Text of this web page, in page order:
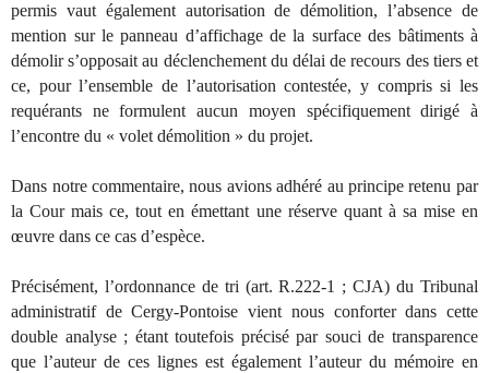
permis vaut également autorisation de démolition, l’absence de
mention sur le panneau d’affichage de la surface des bâtiments à
démolir s’opposait au déclenchement du délai de recours des tiers et
ce, pour l’ensemble de l’autorisation contestée, y compris si les
requérants ne formulent aucun moyen spécifiquement dirigé à
l’encontre du « volet démolition » du projet.
Dans notre commentaire, nous avions adhéré au principe retenu par
la Cour mais ce, tout en émettant une réserve quant à sa mise en
œuvre dans ce cas d’espèce.
Précisément, l’ordonnance de tri (art. R.222-1 ; CJA) du Tribunal
administratif de Cergy-Pontoise vient nous conforter dans cette
double analyse ; étant toutefois précisé par souci de transparence
que l’auteur de ces lignes est également l’auteur du mémoire en